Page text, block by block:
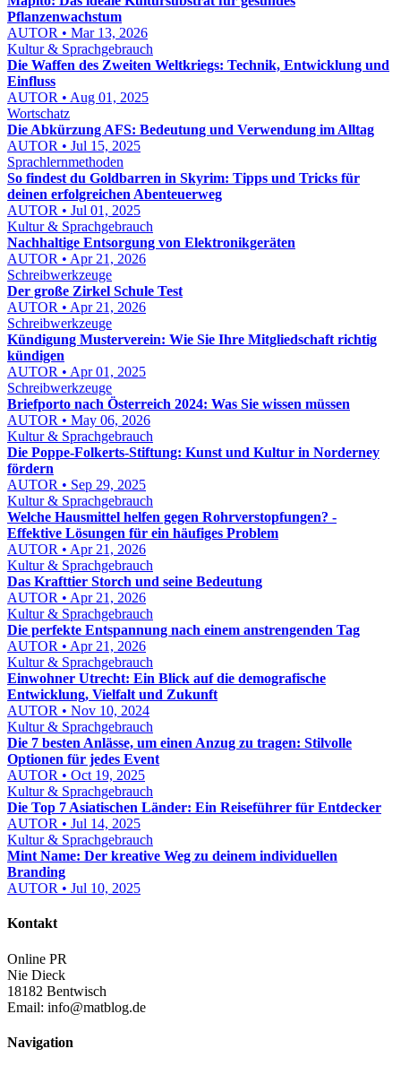
Pflanzenwachstum
AUTOR • Mar 13, 2026
Kultur & Sprachgebrauch
Die Waffen des Zweiten Weltkriegs: Technik, Entwicklung und
Einfluss
AUTOR • Aug 01, 2025
Wortschatz
Die Abkürzung AFS: Bedeutung und Verwendung im Alltag
AUTOR • Jul 15, 2025
Sprachlernmethoden
So findest du Goldbarren in Skyrim: Tipps und Tricks für
deinen erfolgreichen Abenteuerweg
AUTOR • Jul 01, 2025
Kultur & Sprachgebrauch
Nachhaltige Entsorgung von Elektronikgeräten
AUTOR • Apr 21, 2026
Schreibwerkzeuge
Der große Zirkel Schule Test
AUTOR • Apr 21, 2026
Schreibwerkzeuge
Kündigung Musterverein: Wie Sie Ihre Mitgliedschaft richtig
kündigen
AUTOR • Apr 01, 2025
Schreibwerkzeuge
Briefporto nach Österreich 2024: Was Sie wissen müssen
AUTOR • May 06, 2026
Kultur & Sprachgebrauch
Die Poppe-Folkerts-Stiftung: Kunst und Kultur in Norderney
fördern
AUTOR • Sep 29, 2025
Kultur & Sprachgebrauch
Welche Hausmittel helfen gegen Rohrverstopfungen? -
Effektive Lösungen für ein häufiges Problem
AUTOR • Apr 21, 2026
Kultur & Sprachgebrauch
Das Krafttier Storch und seine Bedeutung
AUTOR • Apr 21, 2026
Kultur & Sprachgebrauch
Die perfekte Entspannung nach einem anstrengenden Tag
AUTOR • Apr 21, 2026
Kultur & Sprachgebrauch
Einwohner Utrecht: Ein Blick auf die demografische
Entwicklung, Vielfalt und Zukunft
AUTOR • Nov 10, 2024
Kultur & Sprachgebrauch
Die 7 besten Anlässe, um einen Anzug zu tragen: Stilvolle
Optionen für jedes Event
AUTOR • Oct 19, 2025
Kultur & Sprachgebrauch
Die Top 7 Asiatischen Länder: Ein Reiseführer für Entdecker
AUTOR • Jul 14, 2025
Kultur & Sprachgebrauch
Mint Name: Der kreative Weg zu deinem individuellen
Branding
AUTOR • Jul 10, 2025
Kontakt
Online PR
Nie Dieck
18182 Bentwisch
Email: info@matblog.de
Navigation